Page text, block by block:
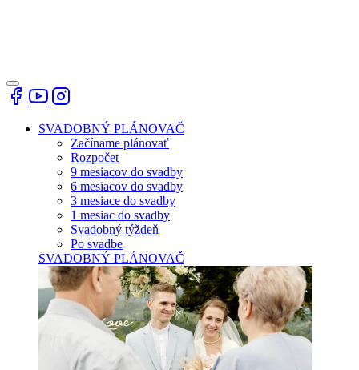
SVADOBNÝ PLÁNOVAČ
Začíname plánovať
Rozpočet
9 mesiacov do svadby
6 mesiacov do svadby
3 mesiace do svadby
1 mesiac do svadby
Svadobný týždeň
Po svadbe
SVADOBNÝ PLÁNOVAČ